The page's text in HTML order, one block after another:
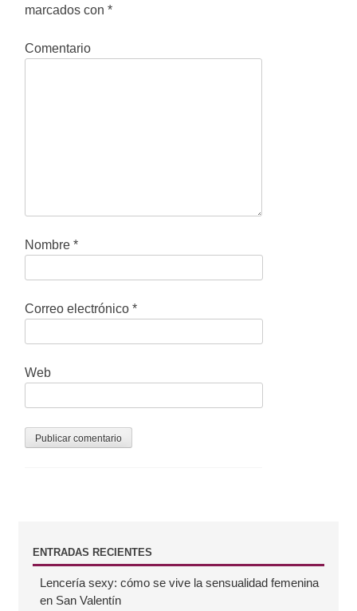
marcados con*
Comentario
Nombre*
Correo electrónico*
Web
BENTRADAS RECIENTES
Lencería sexy: cómo se vive la sensualidad femenina
en San Valentín